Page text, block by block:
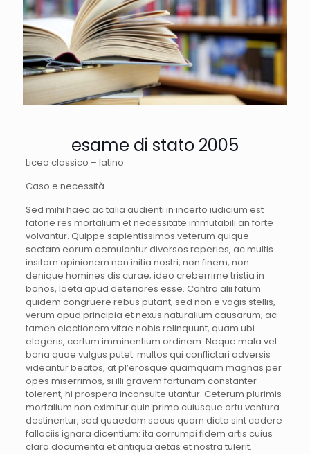
esame di stato 2005
Liceo classico – latino
Caso e necessità
Sed mihi haec ac talia audienti in incerto iudicium est
fatone res mortalium et necessitate immutabili an forte
volvantur. Quippe sapientissimos veterum quique
sectam eorum aemulantur diversos reperies, ac multis
insitam opinionem non initia nostri, non finem, non
denique homines dis curae; ideo creberrime tristia in
bonos, laeta apud deteriores esse. Contra alii fatum
quidem congruere rebus putant, sed non e vagis stellis,
verum apud principia et nexus naturalium causarum; ac
tamen electionem vitae nobis relinquunt, quam ubi
elegeris, certum imminentium ordinem. Neque mala vel
bona quae vulgus putet: multos qui conflictari adversis
videantur beatos, at pl’erosque quamquam magnas per
opes miserrimos, si illi gravem fortunam constanter
tolerent, hi prospera inconsulte utantur. Ceterum plurimis
mortalium non eximitur quin primo cuiusque ortu ventura
destinentur, sed quaedam secus quam dicta sint cadere
fallaciis ignara dicentium: ita corrumpi fidem artis cuius
clara documenta et antiqua aetas et nostra tulerit.